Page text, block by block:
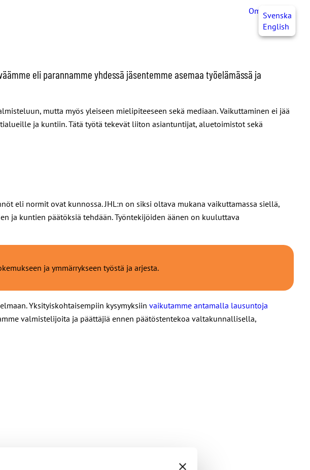
OmaJHLSvenska
English
eli parannamme yhdessä jäsentemme asemaa työelämässä ja
mutta myös yleiseen mielipiteeseen sekä mediaan. Vaikuttaminen ei jää
ja kuntiin. Tätä työtä tekevät liiton asiantuntijat, aluetoimistot sekä
eli normit ovat kunnossa. JHL:n on siksi oltava mukana vaikuttamassa siellä,
ja kuntien päätöksiä tehdään. Työntekijöiden äänen on kuuluttava
ja ymmärrykseen työstä ja arjesta.
Yksityiskohtaisempiin kysymyksiin vaikutamme antamalla lausuntoja
valmistelijoita ja päättäjiä ennen päätöstentekoa valtakunnallisella,